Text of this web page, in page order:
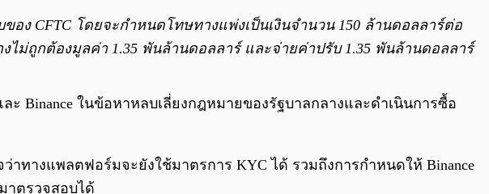
ของ CFTC โดยจะกำหนดโทษทางแพ่งเป็นเงินจำนวน 150 ล้านดอลลาร์ต่อ
ไม่ถูกต้องมูลค่า 1.35 พันล้านดอลลาร์ และจ่ายค่าปรับ 1.35 พันล้านดอลลาร์
Binance ในข้อหาหลบเลี่ยงกฎหมายของรัฐบาลกลางและดำเนินการซื้อ
าทางแพลตฟอร์มจะยังใช้มาตรการ KYC ได้ รวมถึงการกำหนดให้ Binance
าตรวจสอบได้